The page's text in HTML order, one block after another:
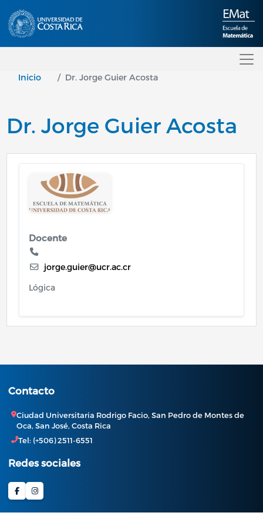
Inicio Dr. Jorge Guier Acosta
Dr. Jorge Guier Acosta
Image
Docente
jorge.guier@ucr.ac.cr
Lógica
Contacto
Ciudad Universitaria Rodrigo Facio, San Pedro de Montes de
Oca, San José, Costa Rica
Tel: (+506) 2511-6551
Redes sociales